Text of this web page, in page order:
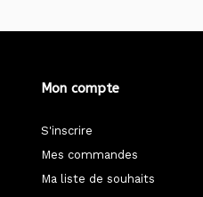
Mon compte
S'inscrire
Mes commandes
Ma liste de souhaits